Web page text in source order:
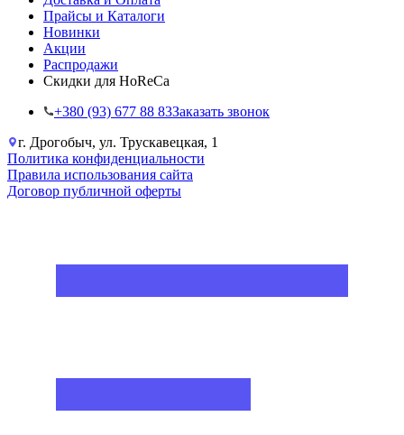
Прайсы и Каталоги
Новинки
Акции
Распродажи
Скидки для HoReCa
+38‎0 (93) 677 88 83Заказать звонок
г. Дрогобыч, ул. Трускавецкая, 1
Политика конфиденциальности
Правила использования сайта
Договор публичной оферты